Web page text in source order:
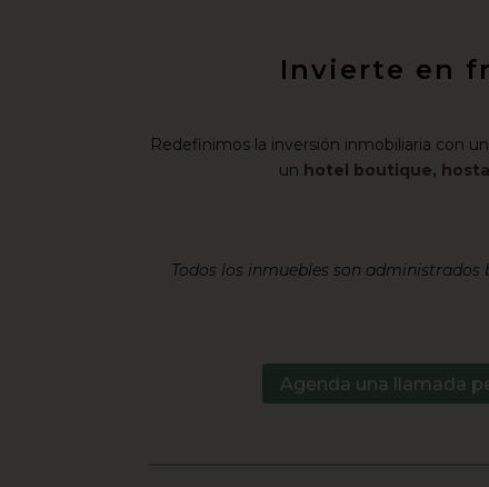
Invierte en
Redefinimos la inversión inmobiliaria con un
un hotel boutique,
Todos los inmuebles son
Agenda una llamada